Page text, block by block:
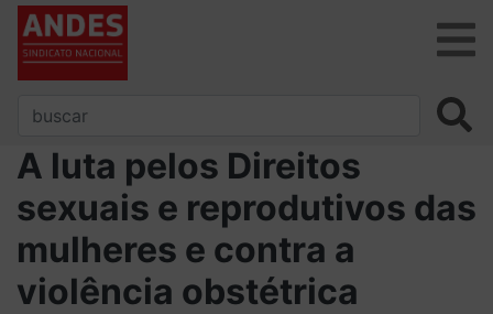
A luta pelos Direitos
sexuais e reprodutivos das
mulheres e contra a
violência obstétrica